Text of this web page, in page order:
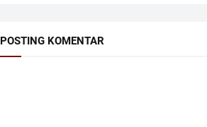
POSTING KOMENTAR